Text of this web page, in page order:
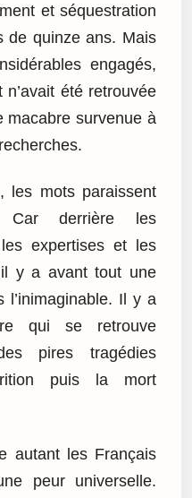
et séquestration
de quinze ans. Mais
engagés,
n’avait été retrouvée
macabre survenue à
les mots paraissent
Car derrière les
expertises et les
il y a avant tout une
l’inimaginable. Il y a
qui se retrouve
pires tragédies
puis la mort
autant les Français
peur universelle.